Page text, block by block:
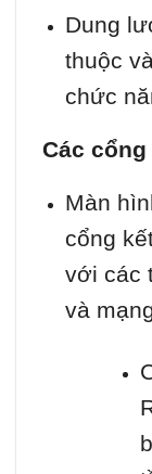
Dung
thuộc
chức
Các
Màn
cổng
với các
và